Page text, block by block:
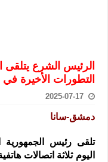
سوريا تبحث مع الإيسيسكو
الرئيس الشرع يتلقى
التطورات الأخيرة
2025-07-17
دمشق-سانا
تلقى رئيس الجمهورية
اليوم ثلاثة اتصالات